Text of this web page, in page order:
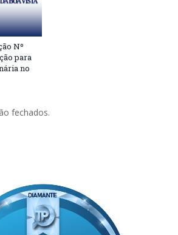
Nº
para
no
fechados.